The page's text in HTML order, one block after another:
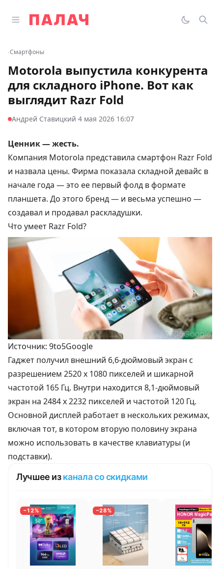
Открыть главное меню
Палач
‹Смартфоны
Motorola выпустила конкурента
для складного iPhone. Вот как
выглядит Razr Fold
Андрей Ставицкий·4 мая 2026 16:07
Ценник — жесть.
Компания Motorola представила смартфон Razr Fold
и назвала цены. Фирма показала складной девайс в
начале года — это ее первый фолд в формате
планшета. До этого бренд — и весьма успешно —
создавал и продавал раскладушки.
Что умеет Razr Fold?
Источник: 9to5Google
Гаджет получил внешний 6,6-дюймовый экран с
разрешением 2520 x 1080 пикселей и шикарной
частотой 165 Гц. Внутри находится 8,1-дюймовый
экран на 2484 x 2232 пикселей и частотой 120 Гц.
Основной дисплей работает в нескольких режимах,
включая тот, в котором вторую половину экрана
можно использовать в качестве клавиатуры (и
подставки).
Лучшее изканала со скидками
−12% −28%